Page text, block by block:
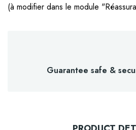
(à modifier dans le module
Guarantee safe &